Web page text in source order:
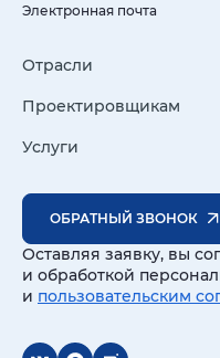
Электронная почта
Отрасли
Проектировщикам
Услуги
ОБРАТНЫЙ ЗВОНОК
Оставляя заявку, вы
и обработкой
и пользовательским